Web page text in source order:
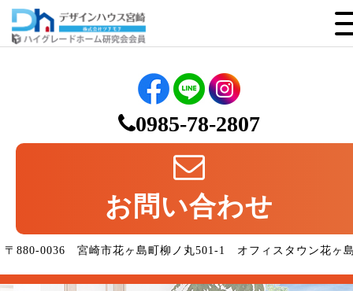
0985-78-2807
お問い合わせ
〒880-0036 宮崎市花ヶ島町柳ノ丸501-1 オフィスタウン花ヶ